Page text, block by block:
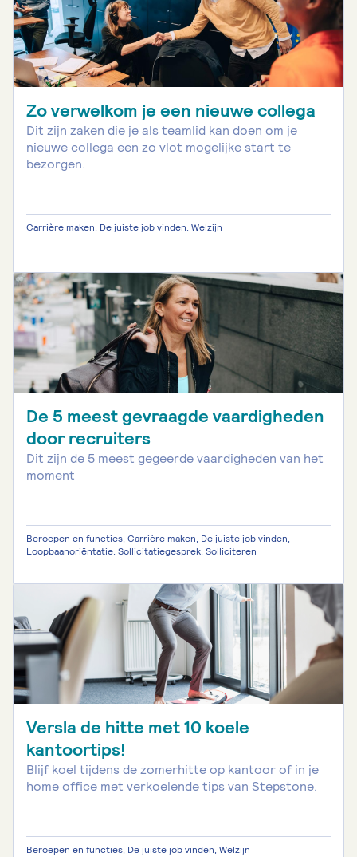
Zo verwelkom je een nieuwe collega
Dit zijn zaken die je als teamlid kan doen om je
nieuwe collega een zo vlot mogelijke start te
bezorgen.
Carrière maken, De juiste job vinden, Welzijn
De 5 meest gevraagde vaardigheden
door recruiters
Dit zijn de 5 meest gegeerde vaardigheden van het
moment
Beroepen en functies, Carrière maken, De juiste job vinden,
Loopbaanoriëntatie, Sollicitatiegesprek, Solliciteren
Versla de hitte met 10 koele
kantoortips!
Blijf koel tijdens de zomerhitte op kantoor of in je
home office met verkoelende tips van Stepstone.
Beroepen en functies, De juiste job vinden, Welzijn